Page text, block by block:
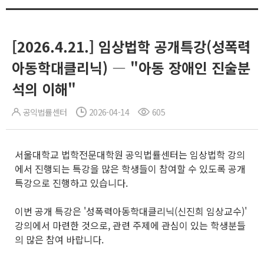
[2026.4.21.] 임상법학 공개특강(성폭력
아동학대클리닉) ― "아동 장애인 진술분
석의 이해"
공익법률센터 2026-04-14 605
서울대학교 법학전문대학원 공익법률센터는 임상법학 강의
에서 진행되는 특강을 많은 학생들이 참여할 수 있도록 공개
특강으로 진행하고 있습니다.
이번 공개 특강은 '성폭력아동학대클리닉(신진희 임상교수)'
강의에서 마련한 것으로, 관련 주제에 관심이 있는 학생분들
의 많은 참여 바랍니다.